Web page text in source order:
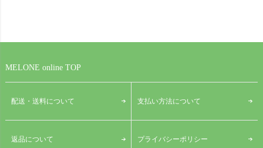
MELONE online TOP
配送・送料について 支払い方法について
返品について プライバシーポリシー